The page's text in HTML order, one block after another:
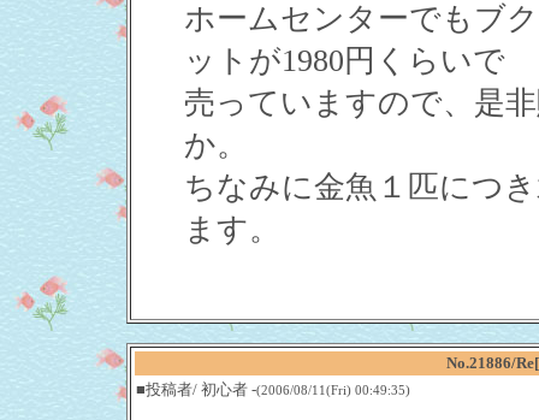
ホームセンターでもブ
ットが1980円くらいで
売っていますので、是
か。
ちなみに金魚１匹につ
ます。
No.21886/
■投稿者/ 初心者 -(2006/08/11(Fri) 00:49:35)